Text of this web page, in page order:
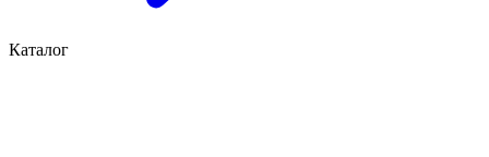
Каталог